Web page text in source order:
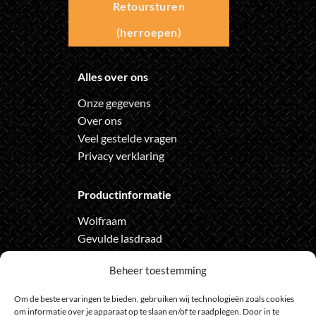
Beheer toestemming
Om de beste ervaringen te bieden, gebruiken wij technologieën zoals cookies
om informatie over je apparaat op te slaan en/of te raadplegen. Door in te
Retoursturen
(herroepen)
Alles over ons
Onze gegevens
Over ons
Veel gestelde vragen
Privacy verklaring
Productinformatie
Wolfraam
Gevulde lasdraad
Onze nieuwsbrief